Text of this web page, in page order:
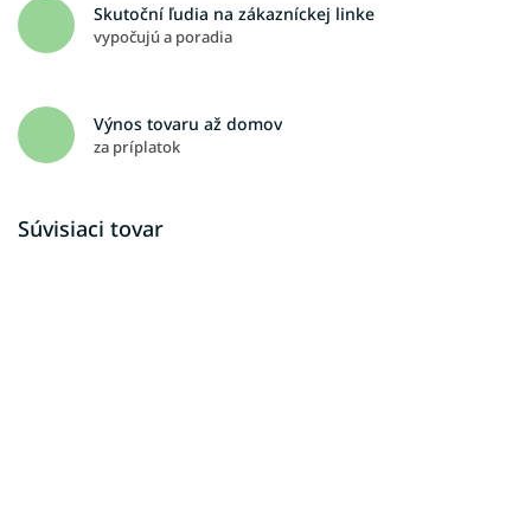
Skutoční ľudia na zákazníckej linke
vypočujú a poradia
Výnos tovaru až domov
za príplatok
Súvisiaci tovar